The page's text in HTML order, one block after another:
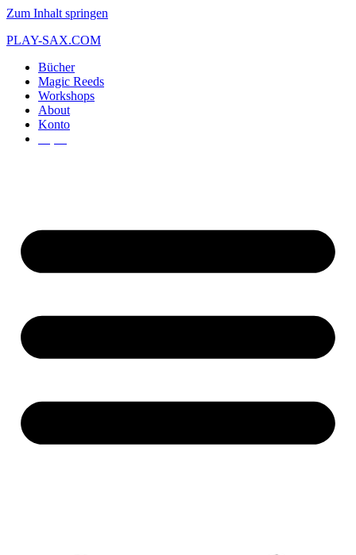
Zum Inhalt springen
PLAY-SAX.COM
Bücher
Magic Reeds
Workshops
About
Konto